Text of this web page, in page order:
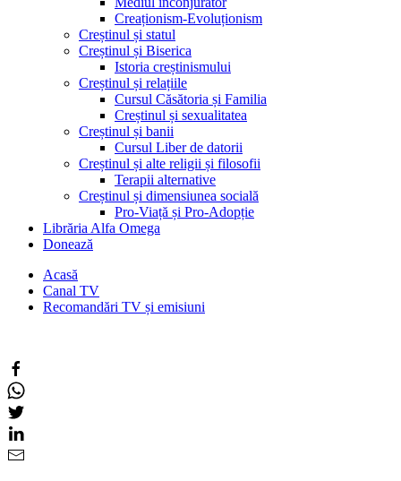
Creaționism-Evoluționism
Creștinul și statul
Creștinul și Biserica
Istoria creștinismului
Creștinul și relațiile
Cursul Căsătoria și Familia
Creștinul și sexualitatea
Creștinul și banii
Cursul Liber de datorii
Creștinul și alte religii și filosofii
Terapii alternative
Creștinul și dimensiunea socială
Pro-Viață și Pro-Adopție
Librăria Alfa Omega
Donează
Acasă
Canal TV
Recomandări TV și emisiuni